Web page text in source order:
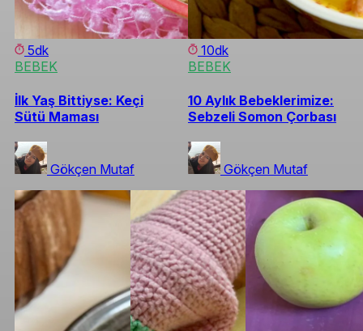
5dk
BEBEK
İlk Yaş Bittiyse: Keçi
Sütü Maması
Gökçen Mutaf
10dk
BEBEK
10 Aylık Bebeklerimize:
Sebzeli Somon Çorbası
Gökçen Mutaf